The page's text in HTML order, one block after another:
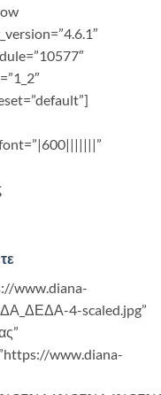
www.diana-
4-scaled.jpg”
www.diana-